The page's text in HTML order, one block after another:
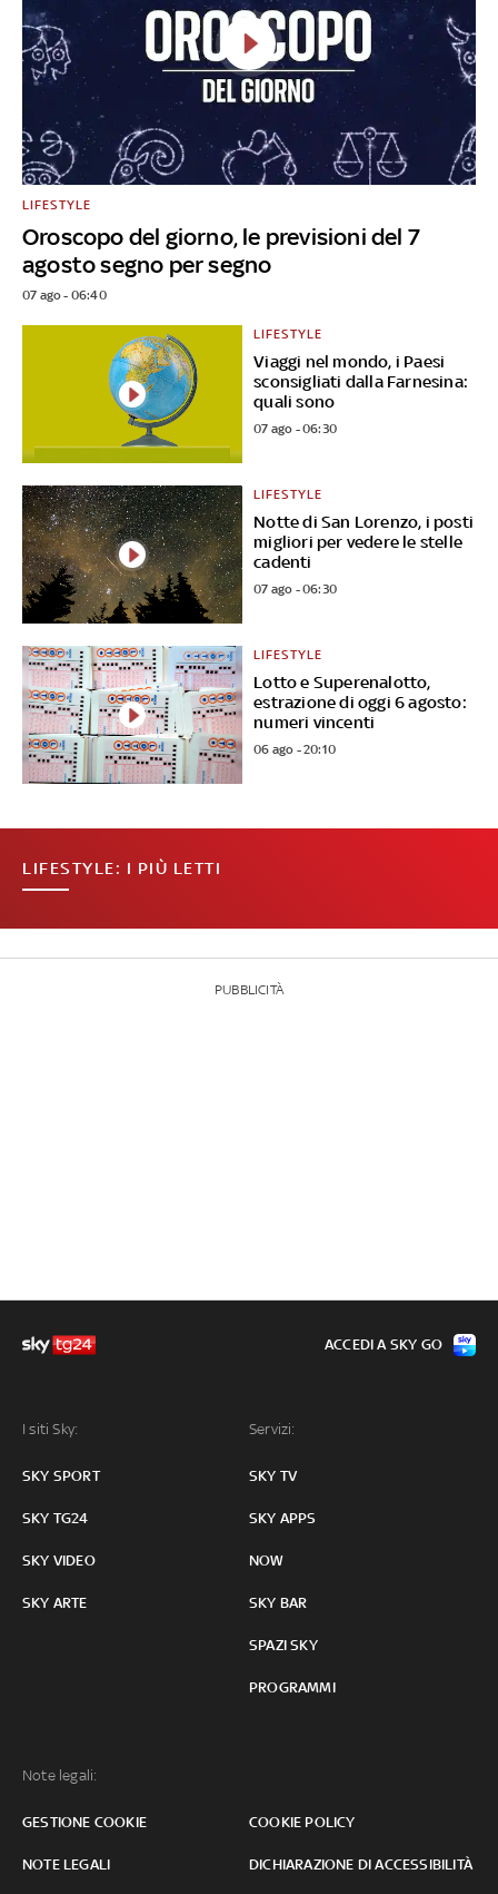
Oroscopo del giorno, le previsioni del 7
agosto segno per segno
LIFESTYLE
07 ago - 06:40
Viaggi nel mondo, i Paesi
sconsigliati dalla Farnesina:
quali sono
LIFESTYLE
07 ago - 06:30
Notte di San Lorenzo, i posti
migliori per vedere le stelle
cadenti
LIFESTYLE
07 ago - 06:30
Lotto e Superenalotto,
estrazione di oggi 6 agosto:
numeri vincenti
LIFESTYLE
06 ago - 20:10
LIFESTYLE: I PIÙ LETTI
PUBBLICITÀ
I siti Sky:
SKY SPORT
SKY TG24
SKY VIDEO
SKY ARTE
Servizi:
SKY TV
SKY APPS
NOW
SKY BAR
SPAZI SKY
PROGRAMMI
Note legali:
GESTIONE COOKIE COOKIE POLICY
NOTE LEGALI DICHIARAZIONE DI ACCESSIBILITÀ
ACCEDI A SKY GO